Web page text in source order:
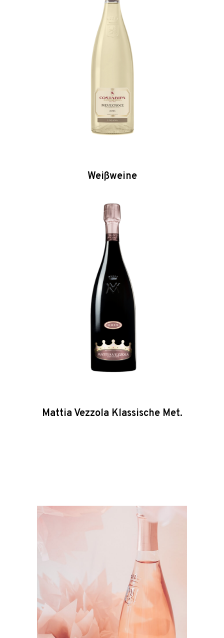
Weißweine
Mattia Vezzola Klassische Met.